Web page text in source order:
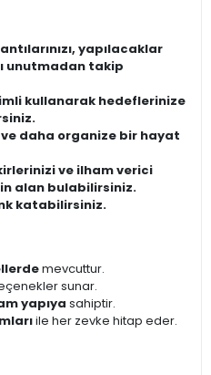
yapılacaklar
unutmadan takip
kullanarak hedeflerinize
daha organize bir hayat
ve ilham verici
alan bulabilirsiniz.
katabilirsiniz.
mevcuttur.
sunar.
yapıya sahiptir.
ile her zevke hitap eder.